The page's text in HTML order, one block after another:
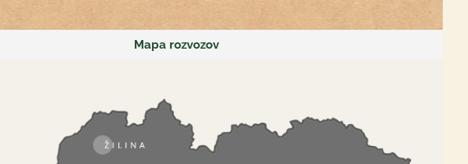
Mapa rozvozov